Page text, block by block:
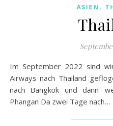
ASIEN ,
Im September 2022 sind wir für drei Wochen, mit Thai
Airways nach Thailand
nach Bangkok und dann
Phangan Da zwei Tage nach…